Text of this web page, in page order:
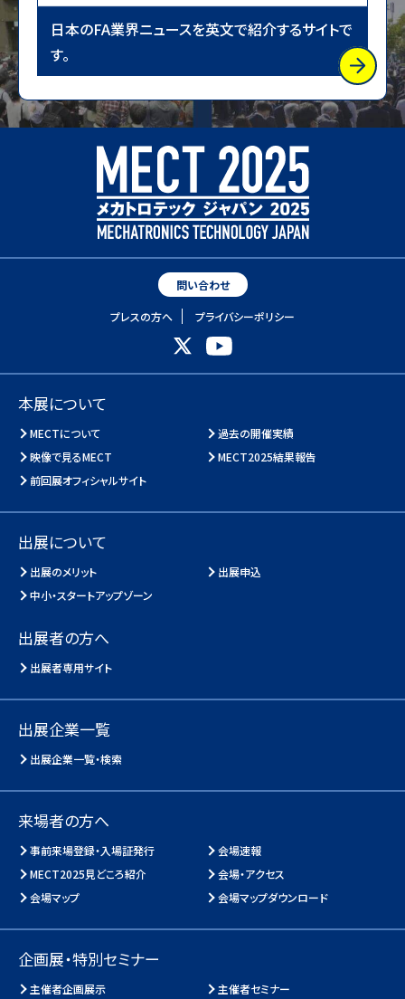
日本のFA業界ニュースを英文で紹介するサイトで
す。
問い合わせ
プレスの方へ プライバシーポリシー
本展について
MECTについて
過去の開催実績
映像で見るMECT
MECT2025結果報告
前回展オフィシャルサイト
出展について
出展のメリット
出展申込
中小・スタートアップゾーン
出展者の方へ
出展者専用サイト
出展企業一覧
出展企業一覧・検索
来場者の方へ
事前来場登録・入場証発行
会場速報
MECT2025見どころ紹介
会場・アクセス
会場マップ
会場マップダウンロード
企画展・特別セミナー
主催者企画展示 主催者セミナー